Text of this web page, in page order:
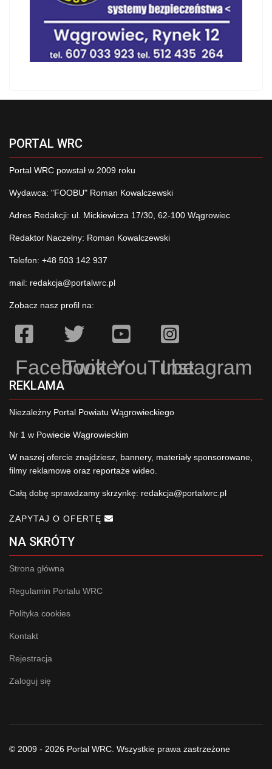
PORTAL WRC
Portal WRC powstał w 2009 roku
Wydawca: "FOOBU" Roman Kowalczewski
Adres Redakcji: ul. Mickiewicza 17/30, 62-100 Wągrowiec
Redaktor Naczelny: Roman Kowalczewski
Telefon: +48 503 142 937
mail: redakcja@portalwrc.pl
Zobacz nasz profil na:
Facebook
TwitterYouTubeInstagram
REKLAMA
Niezależny Portal Powiatu Wągrowieckiego
Nr 1 w Powiecie Wągrowieckim
W naszej ofercie znajdziesz, bannery, materiały sponsorowane,
filmy reklamowe oraz reportaże wideo.
Całą dobę sprawdzamy skrzynkę: redakcja@portalwrc.pl
ZAPYTAJ O OFERTĘ
NA SKRÓTY
Strona główna
Regulamin Portalu WRC
Polityka cookies
Kontakt
Rejestracja
Zaloguj się
© 2009 - 2026 Portal WRC. Wszystkie prawa zastrzeżone